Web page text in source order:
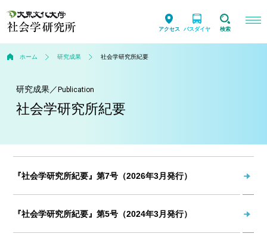
アクセス バスダイヤ 検索
ホーム 研究成果 社会学研究所紀要
研究成果／ Publication
社会学研究所紀要
『社会学研究所紀要』第7号（2026年3月発行）
『社会学研究所紀要』第5号（2024年3月発行）